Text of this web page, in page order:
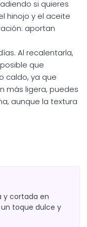
si quieres
hinojo y el aceite
aportan
Al recalentarla,
que
caldo, ya que
más ligera, puedes
aunque la textura
y cortada en
toque dulce y